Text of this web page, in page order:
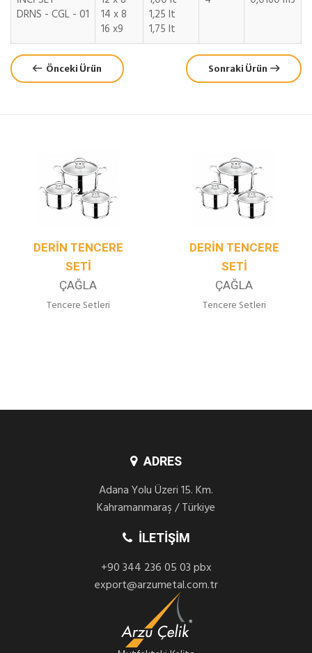
DRNS - CGL - 01 14 x 8
16 x9
1,25 lt
1,75 lt
Önceki Ürün Sonraki Ürün
DERIN TENCERE
SETI
ÇAĞLA
Tencere Setleri
DERIN TENCERE
SETI
ÇAĞLA
Tencere Setleri
ADRES
Adana Yolu Üzeri 15. Km.
Kahramanmaraş / Türkiye
İLETIŞIM
+90 344 236 05 03 pbx
export@arzumetal.com.tr